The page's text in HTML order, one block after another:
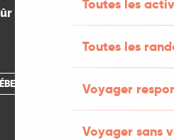
Toutes les
Toutes les
Voyager
Voyager sans
votre bonheur dans le Lot.
.
INSOLITES